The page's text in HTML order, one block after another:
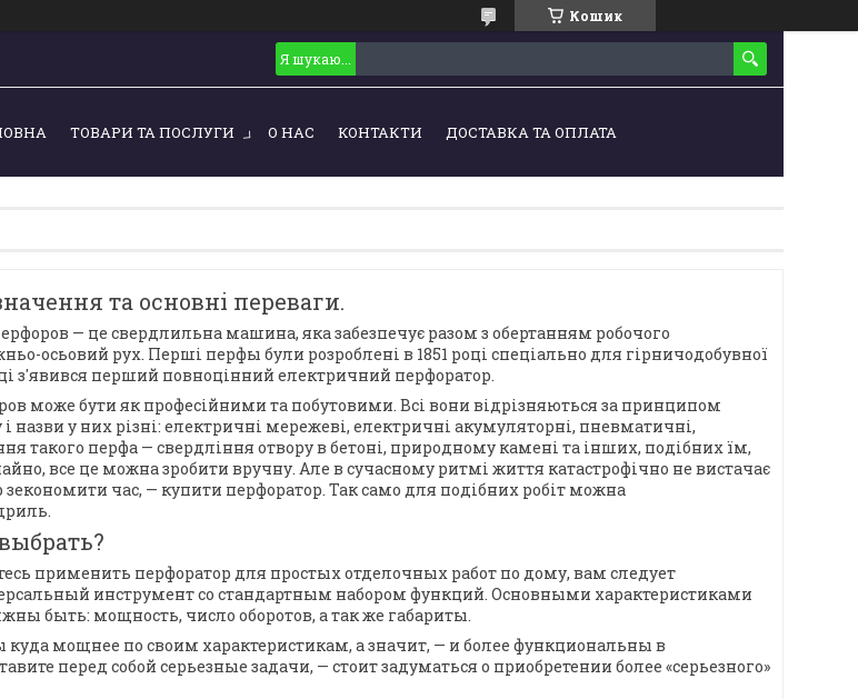
Кошик
ТОВАРИ ТА ПОСЛУГИ О НАС КОНТАКТИ ДОСТАВКА ТА ОПЛАТА
та основні переваги.
— це свердлильна машина, яка забезпечує разом з обертанням робочого
осьовий рух. Перші перфы були розроблені в 1851 році спеціально для гірничодобувної
з'явився перший повноцінний електричний перфоратор.
може бути як професійними та побутовими. Всі вони відрізняються за принципом
і назви у них різні: електричні мережеві, електричні акумуляторні, пневматичні,
такого перфа — свердління отвору в бетоні, природному камені та інших, подібних їм,
все це можна зробити вручну. Але в сучасному ритмі життя катастрофічно не вистачає
час, — купити перфоратор. Так само для подібних робіт можна
применить перфоратор для простых отделочных работ по дому, вам следует
инструмент со стандартным набором функций. Основными характеристиками
быть: мощность, число оборотов, а так же габариты.
мощнее по своим характеристикам, а значит, — и более функциональны в
перед собой серьезные задачи, — стоит задуматься о приобретении более «серьезного»